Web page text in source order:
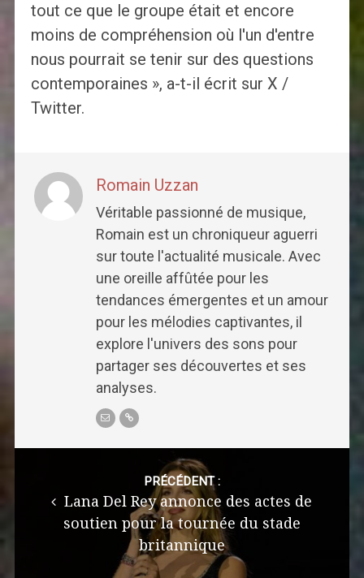
tout ce que le groupe était et encore
moins de compréhension où l'un d'entre
nous pourrait se tenir sur des questions
contemporaines », a-t-il écrit sur X /
Twitter.
Romain Uzzan
Véritable passionné de musique,
Romain est un chroniqueur aguerri
sur toute l'actualité musicale. Avec
une oreille affûtée pour les
tendances émergentes et un amour
pour les mélodies captivantes, il
explore l'univers des sons pour
partager ses découvertes et ses
analyses.
PRÉCÉDENT :
Lana Del Rey annonce des actes de
soutien pour la tournée du stade
britannique